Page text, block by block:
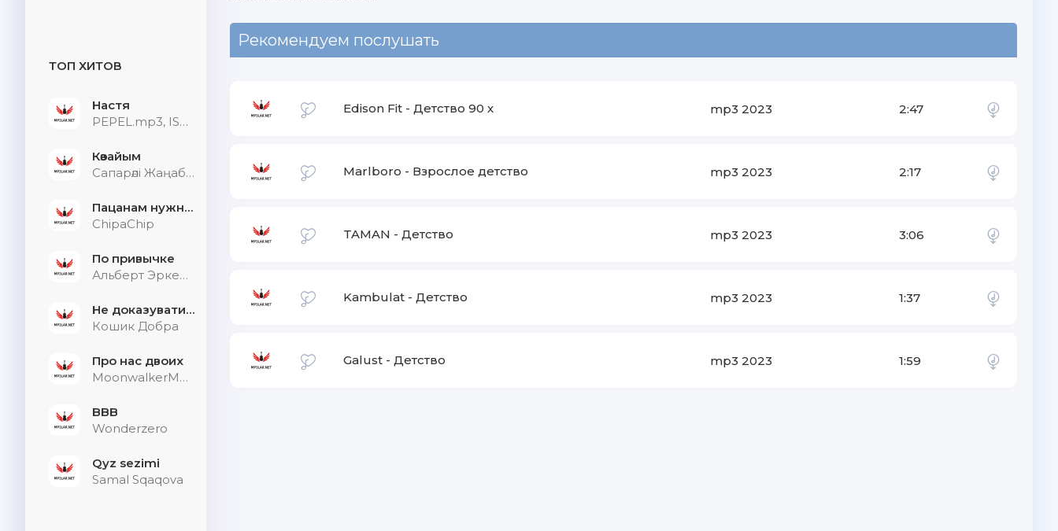
ТОП ХИТОВ
Настя
PEPEL.mp3, ISVNBITOV, Alfredovich
Көзайым
Сапарәлі Жаңабек
Пацанам нужна дыхалка
ChipaChip
По привычке
Альберт Эркенов
Не доказувати тим, хто не слухає
Кошик Добра
Про нас двоих
MoonwalkerMusic
BBB
Wonderzero
Qyz sezimi
Samal Sqaqova
Рекомендуем послушать
Edison Fit - Детство 90 х mp3 2023 2:47
Marlboro - Взрослое детство mp3 2023 2:17
TAMAN - Детство mp3 2023 3:06
Kambulat - Детство mp3 2023 1:37
Galust - Детство mp3 2023 1:59